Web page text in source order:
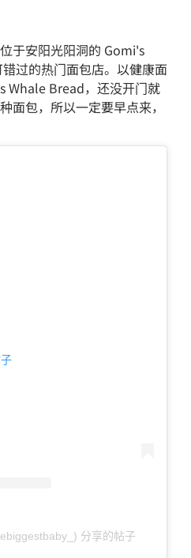
于安阳光阳洞的 Gomi's
过的热门面包店。以健康面
Whale Bread，还没开门就
面包，所以一定要早点来，
分享的帖子